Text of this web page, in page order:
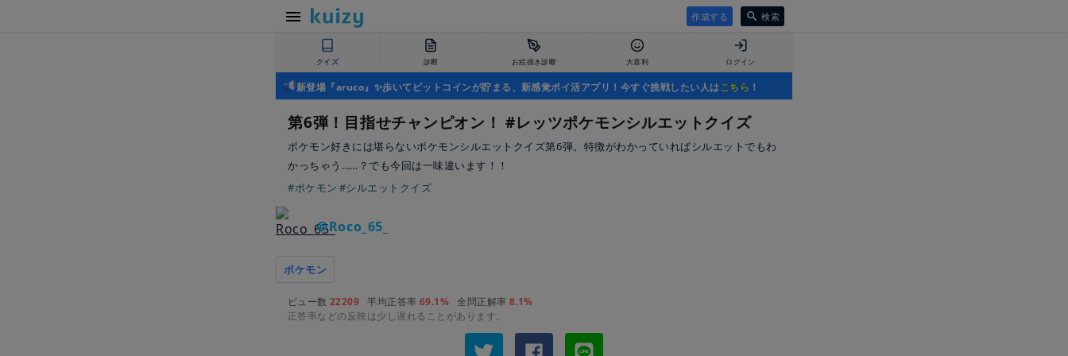
作成する 検索
クイズ 診断 お絵描き診断 大喜利 ログイン
新登場『aruco』✨歩いてビットコインが貯まる、新感覚ポイ活アプリ！今すぐ挑戦したい人はこちら ！
第6弾！目指せチャンピオン！ #レッツポケモンシルエットクイズ
ポケモン好きには堪らないポケモンシルエットクイズ第6弾。特徴がわかっていればシルエットでもわ
かっちゃう……？でも今回は一味違います！！
#ポケモン #シルエットクイズ
＠Roco_65_
ポケモン
ビュー数 22209 平均正答率 69.1% 全問正解率 8.1%
正答率などの反映は少し遅れることがあります。